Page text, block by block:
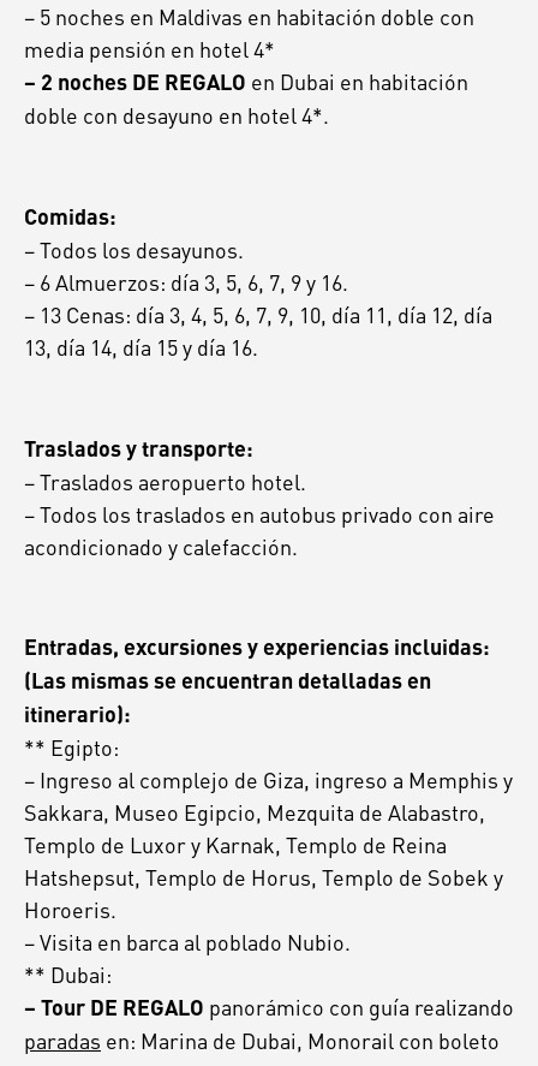
– 5 noches en Maldivas en habitación doble con
media pensión en hotel 4*
– 2 noches DE REGALO en Dubai en habitación
doble con desayuno en hotel 4*.
Comidas:
– Todos los desayunos.
– 6 Almuerzos: día 3, 5, 6, 7, 9 y 16.
– 13 Cenas: día 3, 4, 5, 6, 7, 9, 10, día 11, día 12, día
13, día 14, día 15 y día 16.
Traslados y transporte:
– Traslados aeropuerto hotel.
– Todos los traslados en autobus privado con aire
acondicionado y calefacción.
Entradas, excursiones y experiencias incluidas:
(Las mismas se encuentran detalladas en
itinerario):
** Egipto:
– Ingreso al complejo de Giza, ingreso a Memphis y
Sakkara, Museo Egipcio, Mezquita de Alabastro,
Templo de Luxor y Karnak, Templo de Reina
Hatshepsut, Templo de Horus, Templo de Sobek y
Horoeris.
– Visita en barca al poblado Nubio.
** Dubai:
– Tour DE REGALO panorámico con guía realizando
paradas en: Marina de Dubai, Monorail con boleto